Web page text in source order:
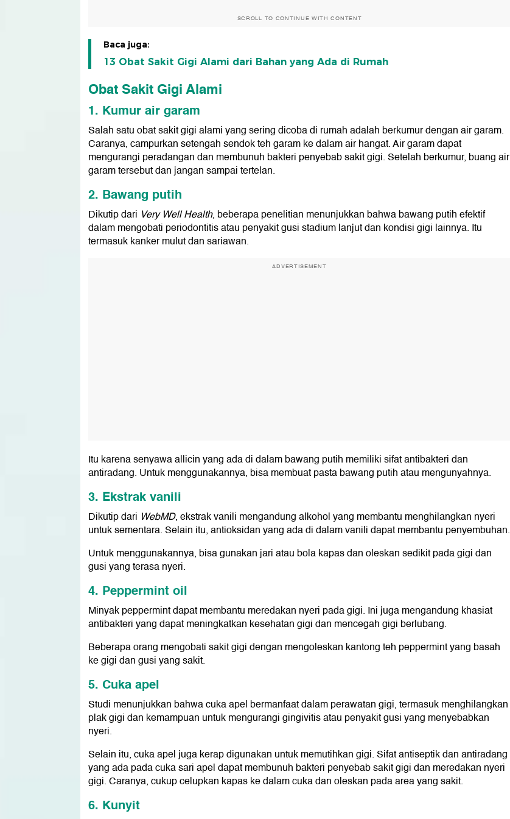
SCROLL TO CONTINUE WITH CONTENT
Baca juga:
13 Obat Sakit Gigi Alami dari Bahan yang Ada di Rumah
Obat Sakit Gigi Alami
1. Kumur air garam
Salah satu obat sakit gigi alami yang sering dicoba di rumah adalah berkumur dengan air garam.
Caranya, campurkan setengah sendok teh garam ke dalam air hangat. Air garam dapat
mengurangi peradangan dan membunuh bakteri penyebab sakit gigi. Setelah berkumur, buang air
garam tersebut dan jangan sampai tertelan.
2. Bawang putih
Dikutip dari Very Well Health, beberapa penelitian menunjukkan bahwa bawang putih efektif
dalam mengobati periodontitis atau penyakit gusi stadium lanjut dan kondisi gigi lainnya. Itu
termasuk kanker mulut dan sariawan.
ADVERTISEMENT
Itu karena senyawa allicin yang ada di dalam bawang putih memiliki sifat antibakteri dan
antiradang. Untuk menggunakannya, bisa membuat pasta bawang putih atau mengunyahnya.
3. Ekstrak vanili
Dikutip dari WebMD, ekstrak vanili mengandung alkohol yang membantu menghilangkan nyeri
untuk sementara. Selain itu, antioksidan yang ada di dalam vanili dapat membantu penyembuhan.
Untuk menggunakannya, bisa gunakan jari atau bola kapas dan oleskan sedikit pada gigi dan
gusi yang terasa nyeri.
4. Peppermint oil
Minyak peppermint dapat membantu meredakan nyeri pada gigi. Ini juga mengandung khasiat
antibakteri yang dapat meningkatkan kesehatan gigi dan mencegah gigi berlubang.
Beberapa orang mengobati sakit gigi dengan mengoleskan kantong teh peppermint yang basah
ke gigi dan gusi yang sakit.
5. Cuka apel
Studi menunjukkan bahwa cuka apel bermanfaat dalam perawatan gigi, termasuk menghilangkan
plak gigi dan kemampuan untuk mengurangi gingivitis atau penyakit gusi yang menyebabkan
nyeri.
Selain itu, cuka apel juga kerap digunakan untuk memutihkan gigi. Sifat antiseptik dan antiradang
yang ada pada cuka sari apel dapat membunuh bakteri penyebab sakit gigi dan meredakan nyeri
gigi. Caranya, cukup celupkan kapas ke dalam cuka dan oleskan pada area yang sakit.
6. Kunyit